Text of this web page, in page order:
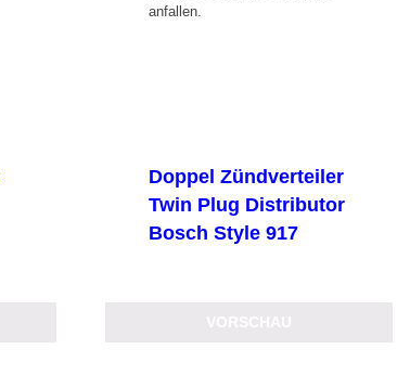
anfallen.
Doppel Zündverteiler
Twin Plug Distributor
Bosch Style 917